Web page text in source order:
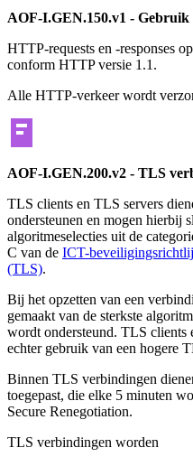
AOF-I.GEN.150.v1 -
HTTP-requests en -responses
conform HTTP versie 1.1.
Alle HTTP-verkeer wordt
AOF-I.GEN.200.v2 - TLS
TLS clients en TLS servers
ondersteunen en mogen hierbij
algoritmeselecties uit de
C van de ICT-
(TLS).
Bij het opzetten van een
gemaakt van de sterkste
wordt ondersteund. TLS clients
echter gebruik van een hogere
Binnen TLS verbindingen
toegepast, die elke 5 minuten
Secure Renegotiation.
TLS verbindingen worden